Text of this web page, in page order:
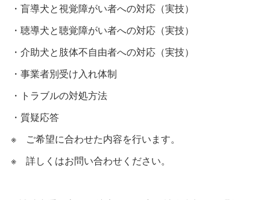
・盲導犬と視覚障がい者への対応（実技）
・聴導犬と聴覚障がい者への対応（実技）
・介助犬と肢体不自由者への対応（実技）
・事業者別受け入れ体制
・トラブルの対処方法
・質疑応答
※ ご希望に合わせた内容を行います。
※ 詳しくはお問い合わせください。